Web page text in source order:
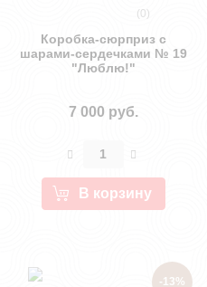
(0)
Коробка-сюрприз с
шарами-сердечками № 19
"Люблю!"
7 000 руб.
В корзину
-13%